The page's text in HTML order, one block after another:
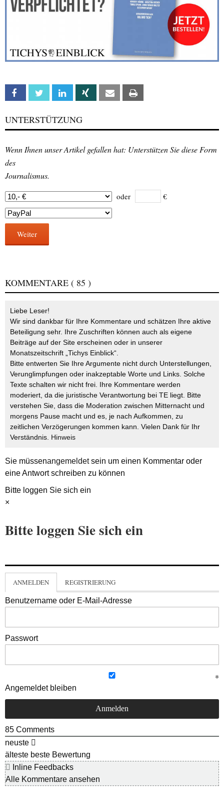
Facebook Twitter Linkedin Xing Email
UNTERSTÜTZUNG
Wenn Ihnen unser Artikel gefallen hat: Unterstützen Sie diese Form
des
Journalismus.
oder €
Weiter
KOMMENTARE ( 85 )
Liebe Leser!
Wir sind dankbar für Ihre Kommentare und schätzen Ihre aktive
Beteiligung sehr. Ihre Zuschriften können auch als eigene
Beiträge auf der Site erscheinen oder in unserer
Monatszeitschrift „Tichys Einblick“.
Bitte entwerten Sie Ihre Argumente nicht durch Unterstellungen,
Verunglimpfungen oder inakzeptable Worte und Links. Solche
Texte schalten wir nicht frei. Ihre Kommentare werden
moderiert, da die juristische Verantwortung bei TE liegt. Bitte
verstehen Sie, dass die Moderation zwischen Mitternacht und
morgens Pause macht und es, je nach Aufkommen, zu
zeitlichen Verzögerungen kommen kann. Vielen Dank für Ihr
Verständnis. Hinweis
Sie müssenangemeldetsein um einen Kommentar oder
eine Antwort schreiben zu können
Bitte loggen Sie sich ein
×
Bitte loggen Sie sich ein
ANMELDEN REGISTRIERUNG
Benutzername oder E-Mail-Adresse
Passwort
Angemeldet bleiben
85 Comments
neuste
älteste beste Bewertung
Inline Feedbacks
Alle Kommentare ansehen